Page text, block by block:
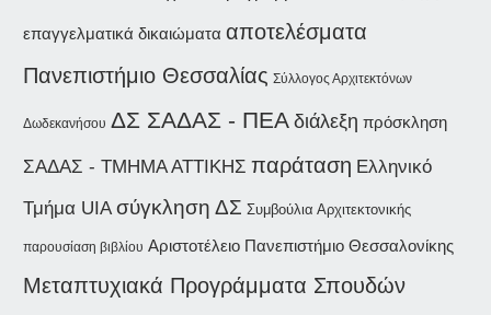
επαγγελματικά δικαιώματα αποτελέσματα
Πανεπιστήμιο Θεσσαλίας Σύλλογος Αρχιτεκτόνων
Δωδεκανήσου ΔΣ ΣΑΔΑΣ - ΠΕΑ διάλεξη πρόσκληση
ΣΑΔΑΣ - ΤΜΗΜΑ ΑΤΤΙΚΗΣ παράταση Ελληνικό
Τμήμα UIA σύγκληση ΔΣ Συμβούλια Αρχιτεκτονικής
παρουσίαση βιβλίου Αριστοτέλειο Πανεπιστήμιο Θεσσαλονίκης
Μεταπτυχιακά Προγράμματα Σπουδών